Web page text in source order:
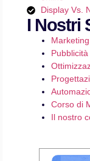
Display Vs.
I Nostri
Corso di
Il nostro